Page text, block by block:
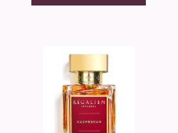
Histoires de Parfums
Houbigant